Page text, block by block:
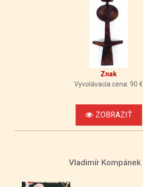
Znak
Vyvolávacia cena: 90 €
ZOBRAZIŤ
Vladimír Kompánek